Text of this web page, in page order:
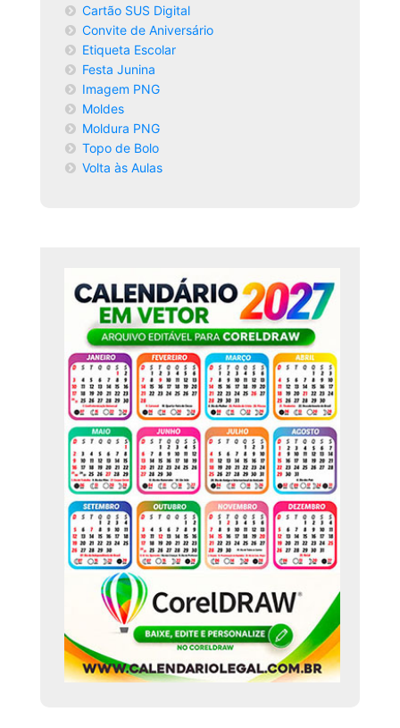
Cartão SUS Digital
Convite de Aniversário
Etiqueta Escolar
Festa Junina
Imagem PNG
Moldes
Moldura PNG
Topo de Bolo
Volta às Aulas